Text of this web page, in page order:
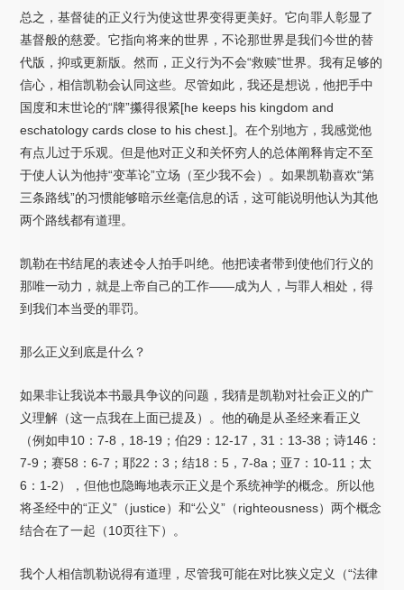
总之，基督徒的正义行为使这世界变得更美好。它向罪人彰显了
基督般的慈爱。它指向将来的世界，不论那世界是我们今世的替
代版，抑或更新版。然而，正义行为不会“救赎”世界。我有足够的
信心，相信凯勒会认同这些。尽管如此，我还是想说，他把手中
国度和末世论的“牌”攥得很紧[he keeps his kingdom and
eschatology cards close to his chest.]。在个别地方，我感觉他
有点儿过于乐观。但是他对正义和关怀穷人的总体阐释肯定不至
于使人认为他持“变革论”立场（至少我不会）。如果凯勒喜欢“第
三条路线”的习惯能够暗示丝毫信息的话，这可能说明他认为其他
两个路线都有道理。
凯勒在书结尾的表述令人拍手叫绝。他把读者带到使他们行义的
那唯一动力，就是上帝自己的工作——成为人，与罪人相处，得
到我们本当受的罪罚。
那么正义到底是什么？
如果非让我说本书最具争议的问题，我猜是凯勒对社会正义的广
义理解（这一点我在上面已提及）。他的确是从圣经来看正义
（例如申10：7-8，18-19；伯29：12-17，31：13-38；诗146：
7-9；赛58：6-7；耶22：3；结18：5，7-8a；亚7：10-11；太
6：1-2），但他也隐晦地表示正义是个系统神学的概念。所以他
将圣经中的“正义”（justice）和“公义”（righteousness）两个概念
结合在了一起（10页往下）。
我个人相信凯勒说得有道理，尽管我可能在对比狭义定义（“法律